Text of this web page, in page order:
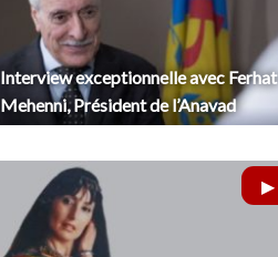
Interview exceptionnelle avec Ferhat
Mehenni, Président de l’Anavad